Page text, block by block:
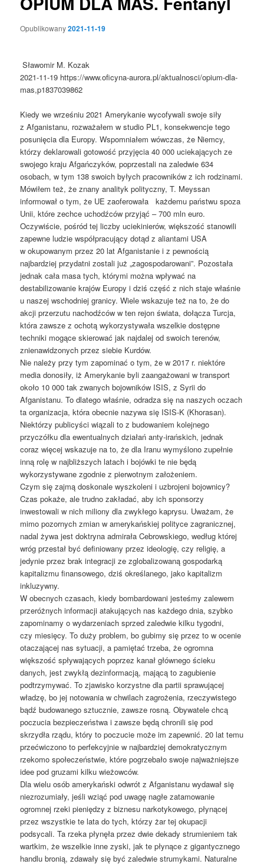
Opublikowany2021-11-19
Sławomir M. Kozak
2021-11-19 https://www.oficyna-aurora.pl/aktualnosci/opium-dla-
mas,p1837039862
Kiedy we wrześniu 2021 Amerykanie wycofywali swoje siły
z Afganistanu, rozważałem w studio PL1, konsekwencje tego
posunięcia dla Europy. Wspomniałem wówczas, że Niemcy,
którzy deklarowali gotowość przyjęcia 40 000 uciekających ze
swojego kraju Afgańczyków, poprzestali na zaledwie 634
osobach, w tym 138 swoich byłych pracowników z ich rodzinami.
Mówiłem też, że znany analityk polityczny, T. Meyssan
informował o tym, że UE zaoferowała każdemu państwu spoza
Unii, które zechce uchodźców przyjąć – 700 mln euro.
Oczywiście, pośród tej liczby uciekinierów, większość stanowili
zapewne ludzie współpracujący dotąd z aliantami USA
w okupowanym przez 20 lat Afganistanie i z pewnością
najbardziej przydatni zostali już „zagospodarowani”. Pozostała
jednak cała masa tych, którymi można wpływać na
destabilizowanie krajów Europy i dziś część z nich staje właśnie
u naszej wschodniej granicy. Wiele wskazuje też na to, że do
akcji przerzutu nachodźców w ten rejon świata, dołącza Turcja,
która zawsze z ochotą wykorzystywała wszelkie dostępne
techniki mogące skierować jak najdalej od swoich terenów,
znienawidzonych przez siebie Kurdów.
Nie należy przy tym zapominać o tym, że w 2017 r. niektóre
media donosiły, iż Amerykanie byli zaangażowani w transport
około 10 000 tak zwanych bojowników ISIS, z Syrii do
Afganistanu. To dlatego właśnie, odradza się na naszych oczach
ta organizacja, która obecnie nazywa się ISIS-K (Khorasan).
Niektórzy publicyści wiązali to z budowaniem kolejnego
przyczółku dla ewentualnych działań anty-irańskich, jednak
coraz więcej wskazuje na to, że dla Iranu wymyślono zupełnie
inną rolę w najbliższych latach i bojówki te nie będą
wykorzystywane zgodnie z pierwotnym założeniem.
Czym się zajmą doskonale wyszkoleni i uzbrojeni bojownicy?
Czas pokaże, ale trudno zakładać, aby ich sponsorzy
inwestowali w nich miliony dla zwykłego kaprysu. Uważam, że
mimo pozornych zmian w amerykańskiej polityce zagranicznej,
nadal żywa jest doktryna admirała Cebrowskiego, według której
wróg przestał być definiowany przez ideologię, czy religię, a
jedynie przez brak integracji ze zglobalizowaną gospodarką
kapitalizmu finansowego, dziś określanego, jako kapitalizm
inkluzywny.
W obecnych czasach, kiedy bombardowani jesteśmy zalewem
przeróżnych informacji atakujących nas każdego dnia, szybko
zapominamy o wydarzeniach sprzed zaledwie kilku tygodni,
czy miesięcy. To duży problem, bo gubimy się przez to w ocenie
otaczającej nas sytuacji, a pamiętać trzeba, że ogromna
większość spływających poprzez kanał głównego ścieku
danych, jest zwykłą dezinformacją, mającą to zagubienie
podtrzymywać. To zjawisko korzystne dla partii sprawującej
władzę, bo jej notowania w chwilach zagrożenia, rzeczywistego
bądź budowanego sztucznie, zawsze rosną. Obywatele chcą
poczucia bezpieczeństwa i zawsze będą chronili się pod
skrzydła rządu, który to poczucie może im zapewnić. 20 lat temu
przećwiczono to perfekcyjnie w najbardziej demokratycznym
rzekomo społeczeństwie, które pogrzebało swoje najważniejsze
idee pod gruzami kilku wieżowców.
Dla wielu osób amerykański odwrót z Afganistanu wydawał się
niezrozumiały, jeśli wziąć pod uwagę nagłe zatamowanie
ogromnej rzeki pieniędzy z biznesu narkotykowego, płynącej
przez wszystkie te lata do tych, którzy żar tej okupacji
podsycali. Ta rzeka płynęła przez dwie dekady strumieniem tak
wartkim, że wszelkie inne zyski, jak te płynące z gigantycznego
handlu bronią, zdawały się być zaledwie strumykami. Naturalne